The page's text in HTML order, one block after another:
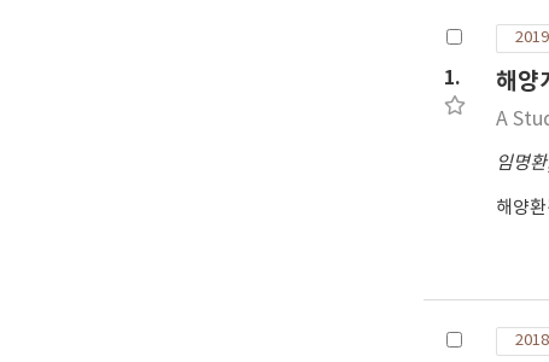
1. 해양
A
임명환
해양